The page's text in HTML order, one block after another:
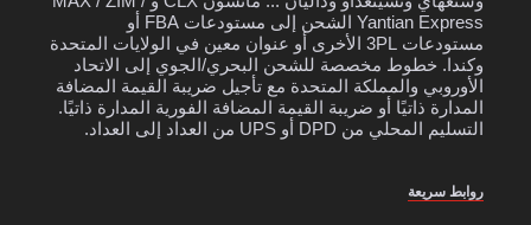
Yantian Express الشحن إلى مستودعات FBA أو
مستودعات 3PL الأخرى أو عنوان معين في الولايات المتحدة
وكندا. خطوط مخصصة للشحن البحري/الجوي إلى الاتحاد
الأوروبي والمملكة المتحدة مع تأجيل ضريبة القيمة المضافة
المدارة ذاتيًا أو ضريبة القيمة المضافة الفورية المدارة ذاتيًا.
التسليم المحلي من DPD أو UPS من العداد إلى العداد.
روابط سريعة